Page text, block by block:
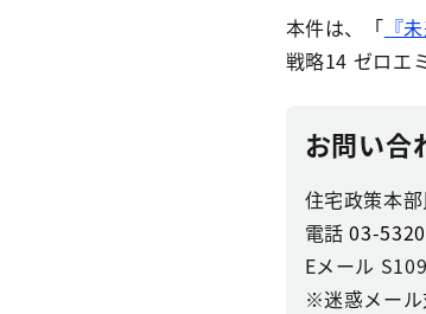
本件は、「 『
戦略14 ゼロエ
お問い合
住宅政策本
電話03-
Eメール
※迷惑メール